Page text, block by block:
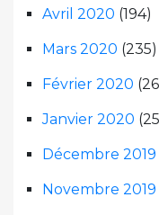
Avril 2020 (194)
Mars 2020 (235)
Février 2020
Janvier 2020
Décembre 2019
Novembre 2019